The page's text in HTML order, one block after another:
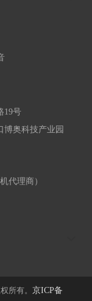
19号
博奥科技产业园
代理商）
所有。 京ICP备